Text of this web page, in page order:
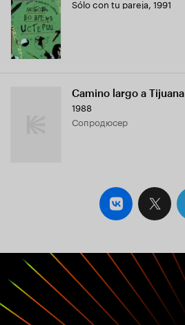
Кинопоиска
6.5
Sólo con tu pareja, 1991
Camino largo a Tijuana
1988
сопродюсер